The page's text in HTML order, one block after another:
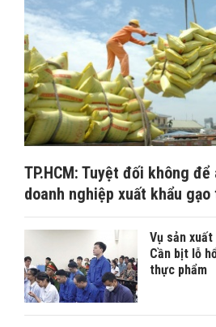
TP.HCM: Tuyệt đối không
doanh nghiệp xuất khẩu gạo
Vụ sản
Cần bịt lỗ
thực phẩm